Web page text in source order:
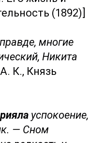
(1892)]
многие
Никита
К., Князь
успокоение,
— Сном